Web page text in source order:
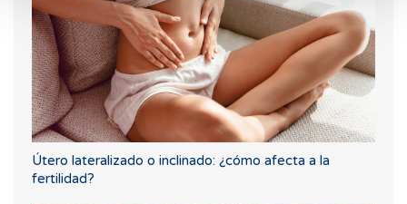
Útero lateralizado o inclinado: ¿cómo afecta a la
fertilidad?